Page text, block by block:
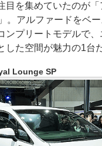
を集めていたのが「
。アルファードをベ
ンプリートモデルで
した空間が魅力の1台だ
Lounge SP